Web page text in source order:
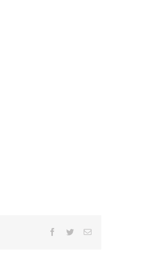
Facebook
TwitterEmail: